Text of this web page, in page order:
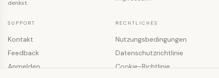
denkst.
SUPPORT
Kontakt
Feedback
Anmelden
RECHTLICHES
Nutzungsbedingungen
Datenschutzrichtlinie
Cookie-Richtlinie